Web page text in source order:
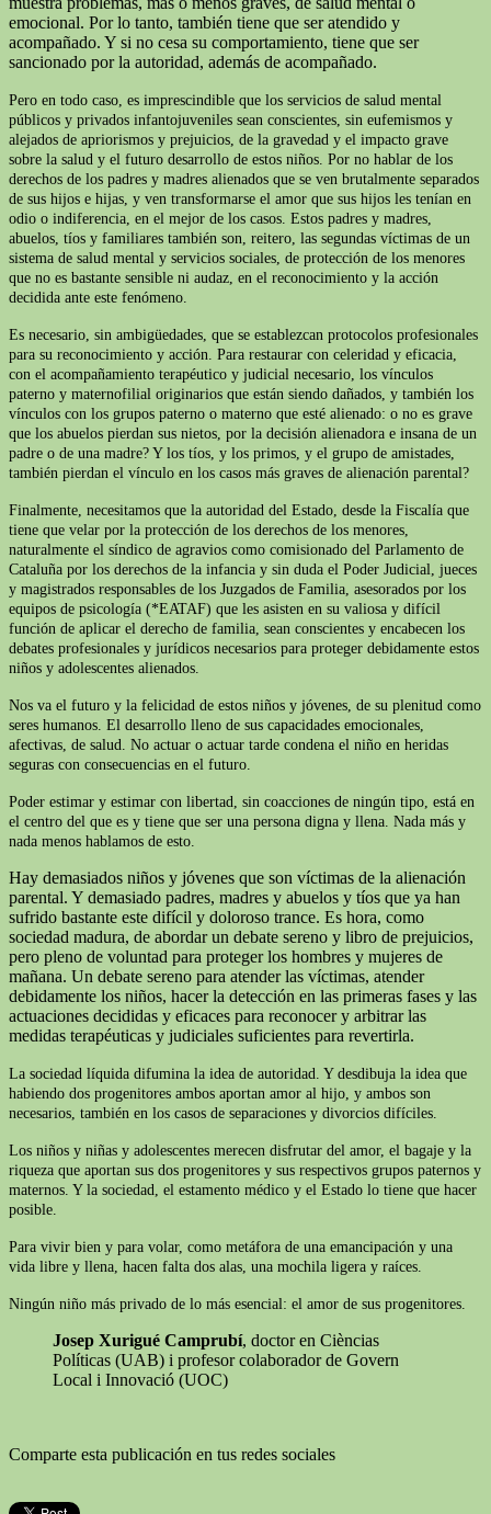
emocional. Por lo tanto, también tiene que ser atendido y
acompañado. Y si no cesa su comportamiento, tiene que ser
sancionado por la autoridad, además de acompañado.
Pero en todo caso, es imprescindible que los servicios de salud mental
públicos y privados infantojuveniles sean conscientes, sin eufemismos y
alejados de apriorismos y prejuicios, de la gravedad y el impacto grave
sobre la salud y el futuro desarrollo de estos niños. Por no hablar de los
derechos de los padres y madres alienados que se ven brutalmente separados
de sus hijos e hijas, y ven transformarse el amor que sus hijos les tenían en
odio o indiferencia, en el mejor de los casos. Estos padres y madres,
abuelos, tíos y familiares también son, reitero, las segundas víctimas de un
sistema de salud mental y servicios sociales, de protección de los menores
que no es bastante sensible ni audaz, en el reconocimiento y la acción
decidida ante este fenómeno.
Es necesario, sin ambigüedades, que se establezcan protocolos profesionales
para su reconocimiento y acción. Para restaurar con celeridad y eficacia,
con el acompañamiento terapéutico y judicial necesario, los vínculos
paterno y maternofilial originarios que están siendo dañados, y también los
vínculos con los grupos paterno o materno que esté alienado: o no es grave
que los abuelos pierdan sus nietos, por la decisión alienadora e insana de un
padre o de una madre? Y los tíos, y los primos, y el grupo de amistades,
también pierdan el vínculo en los casos más graves de alienación parental?
Finalmente, necesitamos que la autoridad del Estado, desde la Fiscalía que
tiene que velar por la protección de los derechos de los menores,
naturalmente el síndico de agravios como comisionado del Parlamento de
Cataluña por los derechos de la infancia y sin duda el Poder Judicial, jueces
y magistrados responsables de los Juzgados de Familia, asesorados por los
equipos de psicología (*EATAF) que les asisten en su valiosa y difícil
función de aplicar el derecho de familia, sean conscientes y encabecen los
debates profesionales y jurídicos necesarios para proteger debidamente estos
niños y adolescentes alienados.
Nos va el futuro y la felicidad de estos niños y jóvenes, de su plenitud como
seres humanos. El desarrollo lleno de sus capacidades emocionales,
afectivas, de salud. No actuar o actuar tarde condena el niño en heridas
seguras con consecuencias en el futuro.
Poder estimar y estimar con libertad, sin coacciones de ningún tipo, está en
el centro del que es y tiene que ser una persona digna y llena. Nada más y
nada menos hablamos de esto.
Hay demasiados niños y jóvenes que son víctimas de la alienación
parental. Y demasiado padres, madres y abuelos y tíos que ya han
sufrido bastante este difícil y doloroso trance. Es hora, como
sociedad madura, de abordar un debate sereno y libro de prejuicios,
pero pleno de voluntad para proteger los hombres y mujeres de
mañana. Un debate sereno para atender las víctimas, atender
debidamente los niños, hacer la detección en las primeras fases y las
actuaciones decididas y eficaces para reconocer y arbitrar las
medidas terapéuticas y judiciales suficientes para revertirla.
La sociedad líquida difumina la idea de autoridad. Y desdibuja la idea que
habiendo dos progenitores ambos aportan amor al hijo, y ambos son
necesarios, también en los casos de separaciones y divorcios difíciles.
Los niños y niñas y adolescentes merecen disfrutar del amor, el bagaje y la
riqueza que aportan sus dos progenitores y sus respectivos grupos paternos y
maternos. Y la sociedad, el estamento médico y el Estado lo tiene que hacer
posible.
Para vivir bien y para volar, como metáfora de una emancipación y una
vida libre y llena, hacen falta dos alas, una mochila ligera y raíces.
Ningún niño más privado de lo más esencial: el amor de sus progenitores.
Josep Xurigué Camprubí, doctor en Cièncias
Políticas (UAB) i profesor colaborador de Govern
Local i Innovació (UOC)
Comparte esta publicación en tus redes sociales